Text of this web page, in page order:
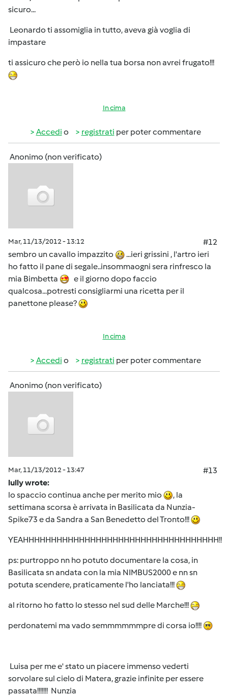
sicuro...
Leonardo ti assomiglia in tutto, aveva già voglia di
impastare
ti assicuro che però io nella tua borsa non avrei frugato!!!
In cima
Accedi o registrati per poter commentare
Anonimo (non verificato)
Mar, 11/13/2012 - 13:12
#12
sembro un cavallo impazzito
...ieri grissini , l'artro ieri
ho fatto il pane di segale..insommaogni sera rinfresco la
mia Bimbetta
e il giorno dopo faccio
qualcosa...potresti consigliarmi una ricetta per il
panettone please?
In cima
Accedi o registrati per poter commentare
Anonimo (non verificato)
Mar, 11/13/2012 - 13:47
#13
lully wrote:
lo spaccio continua anche per merito mio
, la
settimana scorsa è arrivata in Basilicata da Nunzia-
Spike73 e da Sandra a San Benedetto del Tronto!!!
YEAHHHHHHHHHHHHHHHHHHHHHHHHHHHHHHHHHHH!!
ps: purtroppo nn ho potuto documentare la cosa, in
Basilicata sn andata con la mia NIMBUS2000 e nn sn
potuta scendere, praticamente l'ho lanciata!!!
al ritorno ho fatto lo stesso nel sud delle Marche!!!
perdonatemi ma vado semmmmmmpre di corsa io!!!!
Luisa per me e' stato un piacere immenso vederti
sorvolare sul cielo di Matera, grazie infinite per essere
passata!!!!!!! Nunzia